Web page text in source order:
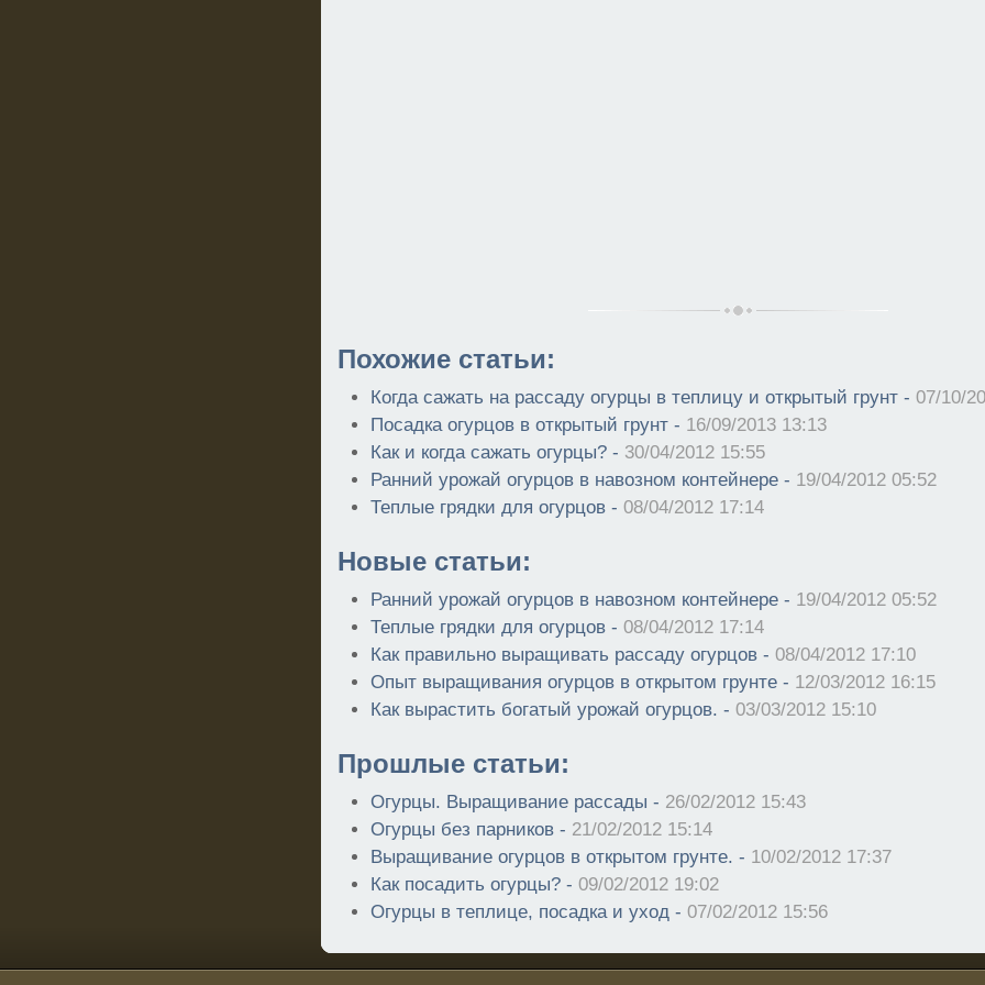
Похожие статьи:
Когда сажать на рассаду огурцы в теплицу и открытый грунт -07/10/
Посадка огурцов в открытый грунт - 16/09/2013 13:13
Как и когда сажать огурцы? - 30/04/2012 15:55
Ранний урожай огурцов в навозном контейнере - 19/04/2012 05:52
Теплые грядки для огурцов -08/04/2012 17:14
Новые статьи:
Ранний урожай огурцов в навозном контейнере - 19/04/2012 05:52
Теплые грядки для огурцов -08/04/2012 17:14
Как правильно выращивать рассаду огурцов -08/04/2012 17:10
Опыт выращивания огурцов в открытом грунте - 12/03/2012 16:15
Как вырастить богатый урожай огурцов. -03/03/2012 15:10
Прошлые статьи:
Огурцы. Выращивание рассады - 26/02/2012 15:43
Огурцы без парников - 21/02/2012 15:14
Выращивание огурцов в открытом грунте. - 10/02/2012 17:37
Как посадить огурцы? -09/02/2012 19:02
Огурцы в теплице, посадка и уход -07/02/2012 15:56